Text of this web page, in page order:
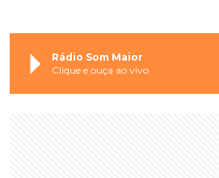
Rádio Som Maior
Clique e ouça ao vivo